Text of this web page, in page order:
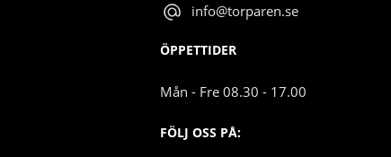
info@torparen.se
ÖPPETTIDER
Mån - Fre 08.30 - 17.00
FÖLJ OSS PÅ: